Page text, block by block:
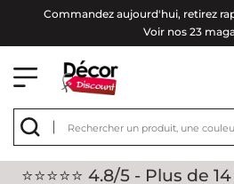
Commandez aujourd'hui, retirez
Voir nos 23
⭐⭐⭐⭐⭐ 4.8/5 - Plus de